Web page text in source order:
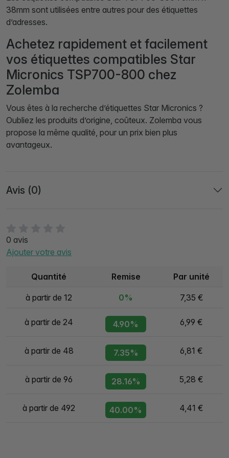
0 avis
Ajouter votre avis
Quantité Remise Par unité
à partir de 12 0% 7,35 €
à partir de 24 4.90% 6,99 €
à partir de 48 7.35% 6,81 €
à partir de 96 28.16% 5,28 €
à partir de 492 40.00% 4,41 €
38mm sont utilisées entre autres pour des étiquettes
d’adresses.
Achetez rapidement et facilement
vos étiquettes compatibles Star
Micronics TSP700-800 chez
Zolemba
Vous êtes à la recherche d’étiquettes Star Micronics ?
Oubliez les produits d’origine, coûteux. Zolemba vous
propose la même qualité, pour un prix bien plus
avantageux.
Avis (0)